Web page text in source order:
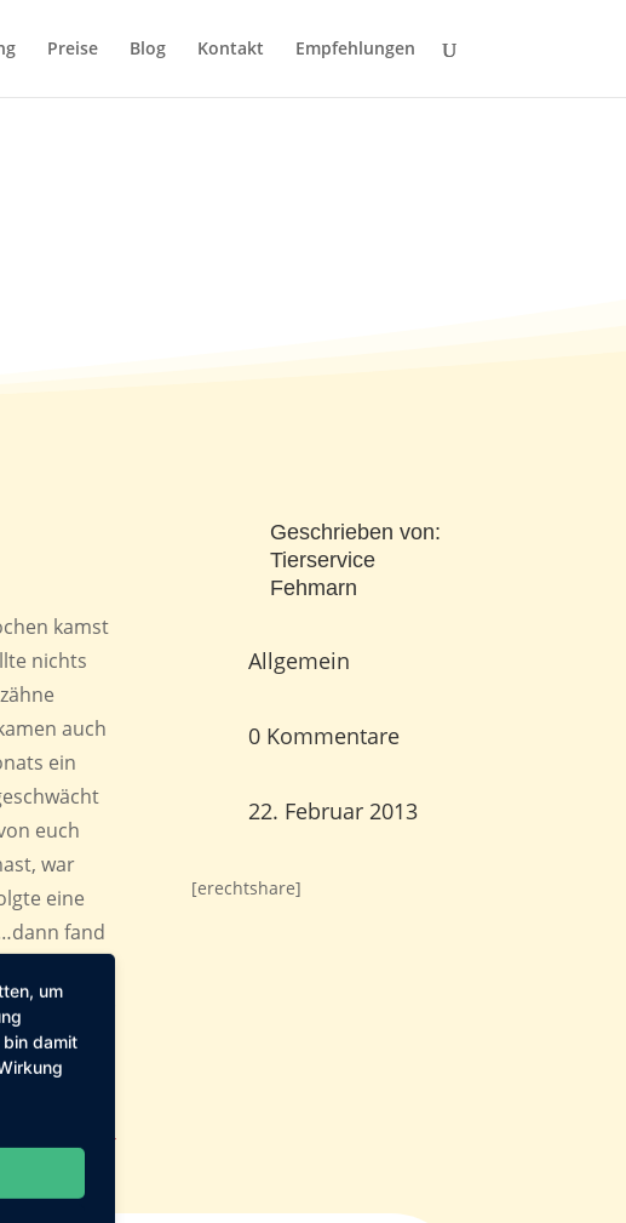
Preise Blog Kontakt Empfehlungen
kamst
nichts
auch
ein
euch
war
eine
fand
als
in
→
Geschrieben von:
Tierservice
Fehmarn
Allgemein
0 Kommentare
22. Februar 2013
[erechtshare]
um
damit